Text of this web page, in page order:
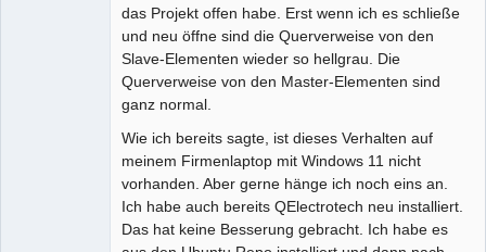
das Projekt offen habe. Erst wenn ich es schließe
und neu öffne sind die Querverweise von den
Slave-Elementen wieder so hellgrau. Die
Querverweise von den Master-Elementen sind
ganz normal.
Wie ich bereits sagte, ist dieses Verhalten auf
meinem Firmenlaptop mit Windows 11 nicht
vorhanden. Aber gerne hänge ich noch eins an.
Ich habe auch bereits QElectrotech neu installiert.
Das hat keine Besserung gebracht. Ich habe es